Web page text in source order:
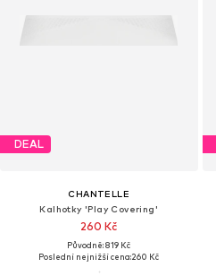
DEAL
CHANTELLE
Kalhotky 'Play Covering'
260 Kč
Původně: 819 Kč
Poslední nejnižší cena:260 Kč